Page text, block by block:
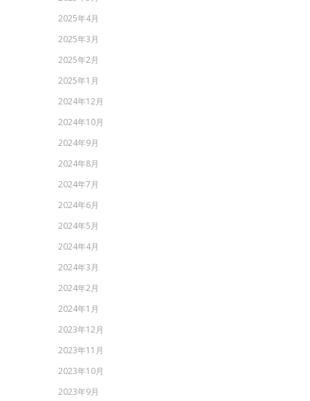
2025年4月
2025年3月
2025年2月
2025年1月
2024年12月
2024年10月
2024年9月
2024年8月
2024年7月
2024年6月
2024年5月
2024年4月
2024年3月
2024年2月
2024年1月
2023年12月
2023年11月
2023年10月
2023年9月